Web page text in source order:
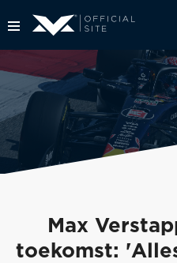
Max
toekomst: